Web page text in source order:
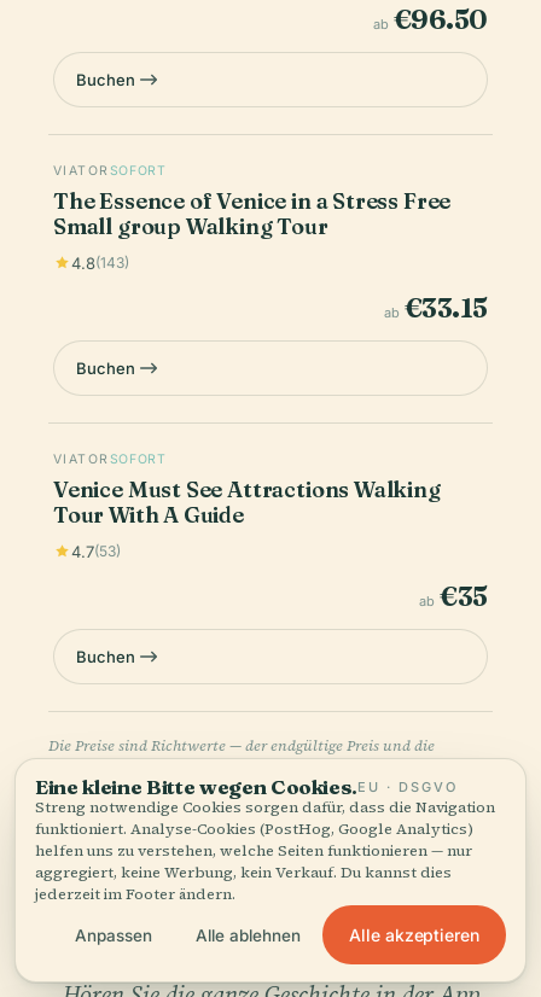
ab €96.50
Buchen
VIATOR SOFORT
The Essence of Venice in a Stress Free
Small group Walking Tour
4.8(143)
ab €33.15
Buchen
VIATOR SOFORT
Venice Must See Attractions Walking
Tour With A Guide
4.7(53)
ab €35
Buchen
Die Preise sind Richtwerte — der endgültige Preis und die
kann eine Provision für Buchungen über diese Links verdienen.
Eine kleine Bitte wegen Cookies.EU · DSGVO
Streng notwendige Cookies sorgen dafür, dass die Navigation
funktioniert. Analyse-Cookies (PostHog, Google Analytics)
helfen uns zu verstehen, welche Seiten funktionieren — nur
aggregiert, keine Werbung, kein Verkauf. Du kannst dies
jederzeit im Footer ändern.
Anpassen Alle ablehnen Alle akzeptieren